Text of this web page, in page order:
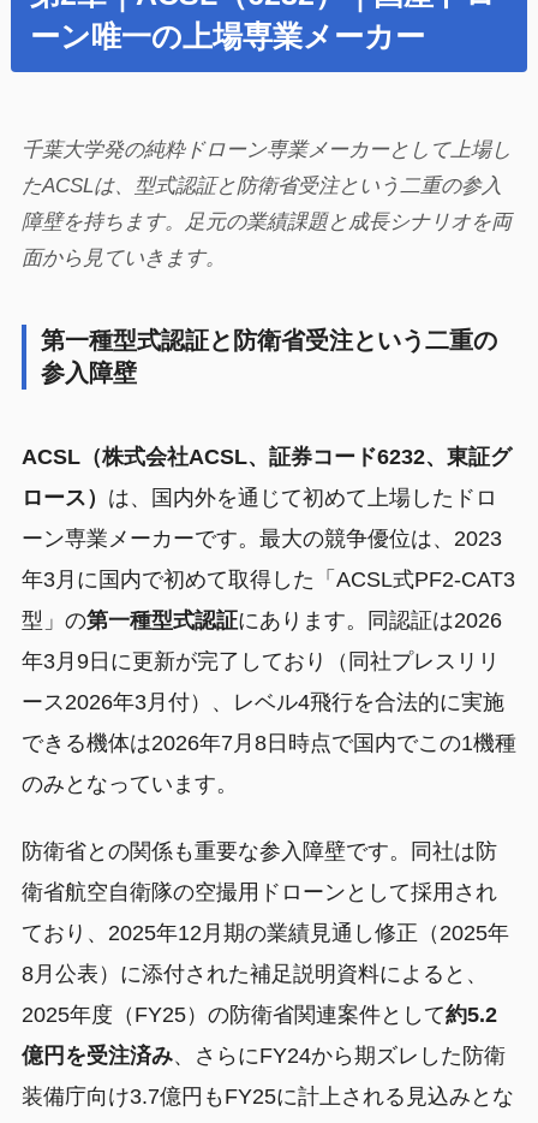
ーン唯一の上場専業メーカー
千葉大学発の純粋ドローン専業メーカーとして上場し
たACSLは、型式認証と防衛省受注という二重の参入
障壁を持ちます。足元の業績課題と成長シナリオを両
面から見ていきます。
第一種型式認証と防衛省受注という二重の
参入障壁
ACSL（株式会社ACSL、証券コード6232、東証グ
ロース） は、国内外を通じて初めて上場したドロ
ーン専業メーカーです。最大の競争優位は、2023
年3月に国内で初めて取得した「ACSL式PF2-CAT3
型」の第一種型式認証にあります。同認証は2026
年3月9日に更新が完了しており（同社プレスリリ
ース2026年3月付）、レベル4飛行を合法的に実施
できる機体は2026年7月8日時点で国内でこの1機種
のみとなっています。
防衛省との関係も重要な参入障壁です。同社は防
衛省航空自衛隊の空撮用ドローンとして採用され
ており、2025年12月期の業績見通し修正（2025年
8月公表）に添付された補足説明資料によると、
2025年度（FY25）の防衛省関連案件として約5.2
億円を受注済み、さらにFY24から期ズレした防衛
装備庁向け3.7億円もFY25に計上される見込みとな